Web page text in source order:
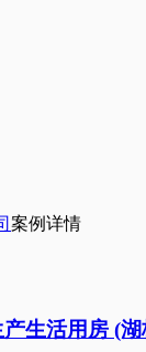
案例详情
生活用房 (